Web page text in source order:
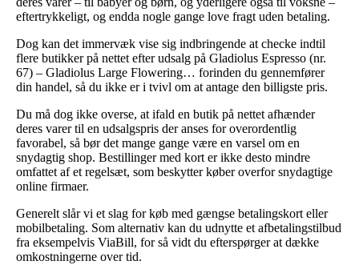
eftertrykkeligt, og endda nogle gange love fragt uden betaling.
Dog kan det immervæk vise sig indbringende at checke indtil
flere butikker på nettet efter udsalg på Gladiolus Espresso (nr.
67) – Gladiolus Large Flowering… forinden du gennemfører
din handel, så du ikke er i tvivl om at antage den billigste pris.
Du må dog ikke overse, at ifald en butik på nettet afhænder
deres varer til en udsalgspris der anses for overordentlig
favorabel, så bør det mange gange være en varsel om en
snydagtig shop. Bestillinger med kort er ikke desto mindre
omfattet af et regelsæt, som beskytter køber overfor snydagtige
online firmaer.
Generelt slår vi et slag for køb med gængse betalingskort eller
mobilbetaling. Som alternativ kan du udnytte et afbetalingstilbud
fra eksempelvis ViaBill, for så vidt du efterspørger at dække
omkostningerne over tid.